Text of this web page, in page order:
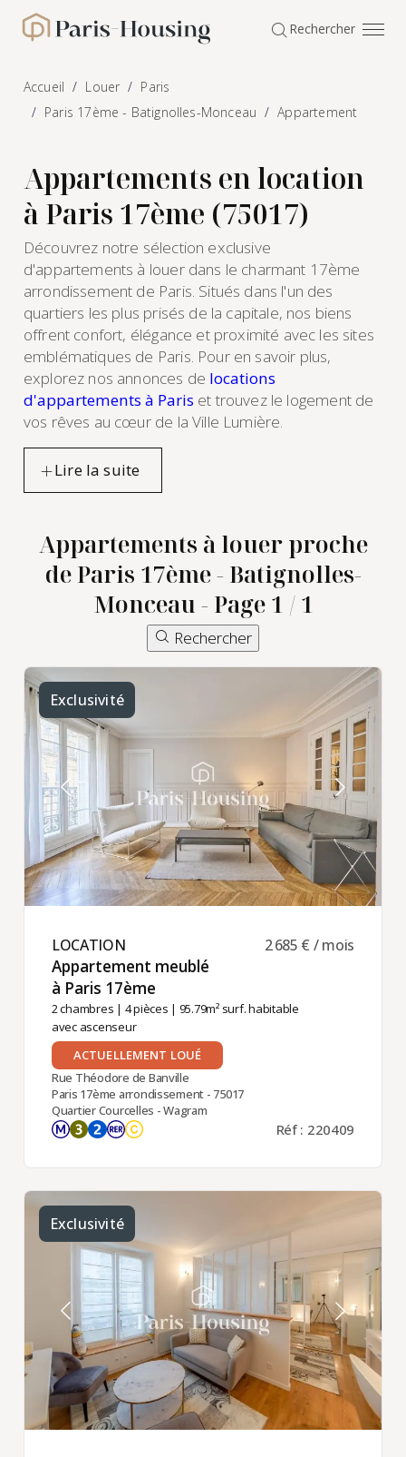
Paris-Housing - Accueil Rechercher
Accueil Louer
Paris
Paris 17ème - Batignolles-Monceau
Appartement
Appartements en location
à Paris 17ème (75017)
Découvrez notre sélection exclusive
d'appartements à louer dans le charmant 17ème
arrondissement de Paris. Situés dans l'un des
quartiers les plus prisés de la capitale, nos biens
offrent confort, élégance et proximité avec les sites
emblématiques de Paris. Pour en savoir plus,
explorez nos annonces de locations
d'appartements à Paris et trouvez le logement de
vos rêves au cœur de la Ville Lumière.
Appartements à louer proche
de Paris 17ème - Batignolles-
Monceau - Page 1 / 1
Rechercher
Exclusivité
LOCATION ​
Appartement meublé
à Paris 17ème ​
2 chambres | 4 pièces | 95.79m² surf. habitable
avec ascenseur
2 685 € / mois
ACTUELLEMENT LOUÉ
Rue Théodore de Banville
Paris 17ème arrondissement - 75017
Quartier Courcelles - Wagram
Réf : 220409
Exclusivité
Panneau de gestion des cookies